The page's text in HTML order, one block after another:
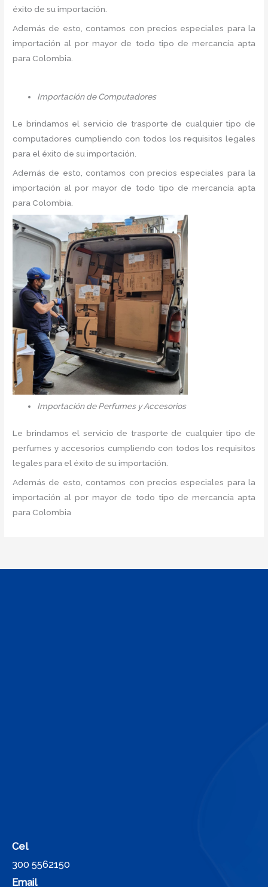
éxito de su importación.
Además de esto, contamos con precios especiales para la
importación al por mayor de todo tipo de mercancía apta
para Colombia.
Importación de Computadores
Le brindamos el servicio de trasporte de cualquier tipo de
computadores cumpliendo con todos los requisitos legales
para el éxito de su importación.
Además de esto, contamos con precios especiales para la
importación al por mayor de todo tipo de mercancía apta
para Colombia.
Importación de Perfumes y Accesorios
Le brindamos el servicio de trasporte de cualquier tipo de
perfumes y accesorios cumpliendo con todos los requisitos
legales para el éxito de su importación.
Además de esto, contamos con precios especiales para la
importación al por mayor de todo tipo de mercancía apta
para Colombia
Cel
300 5562150
Email